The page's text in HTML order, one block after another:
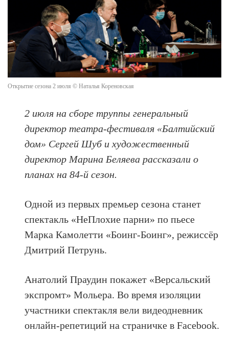
Открытие сезона 2 июля © Наталья Кореновская
2 июля на сборе труппы генеральный
директор театра-фестиваля «Балтийский
дом» Сергей Шуб и художественный
директор Марина Беляева рассказали о
планах на 84-й сезон.
Одной из первых премьер сезона станет
спектакль «НеПлохие парни» по пьесе
Марка Камолетти «Боинг-Боинг», режиссёр
Дмитрий Петрунь.
Анатолий Праудин покажет «Версальский
экспромт» Мольера. Во время изоляции
участники спектакля вели видеодневник
онлайн-репетиций на страничке в Facebook.